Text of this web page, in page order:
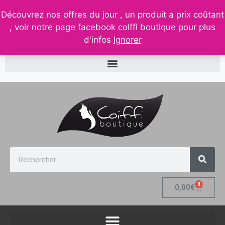
Découvrez nos offres du jour , un produit a prix coûtant
, voir notre page facebook coiffi boutique pour plus
d'infos Ignorer
contact@coiffi.com– tel. 0688261511 – 32, rue de la
république 88210 senones
0,00€ 0